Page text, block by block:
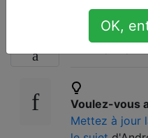
Fermé.Cette
n'accepte
Voulez-vous
Mettez à jour
OK,